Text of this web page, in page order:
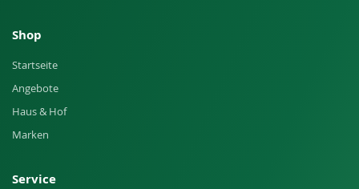
Shop
Startseite
Angebote
Haus & Hof
Marken
Service